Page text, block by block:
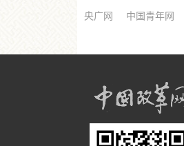
央广网
中国青年网